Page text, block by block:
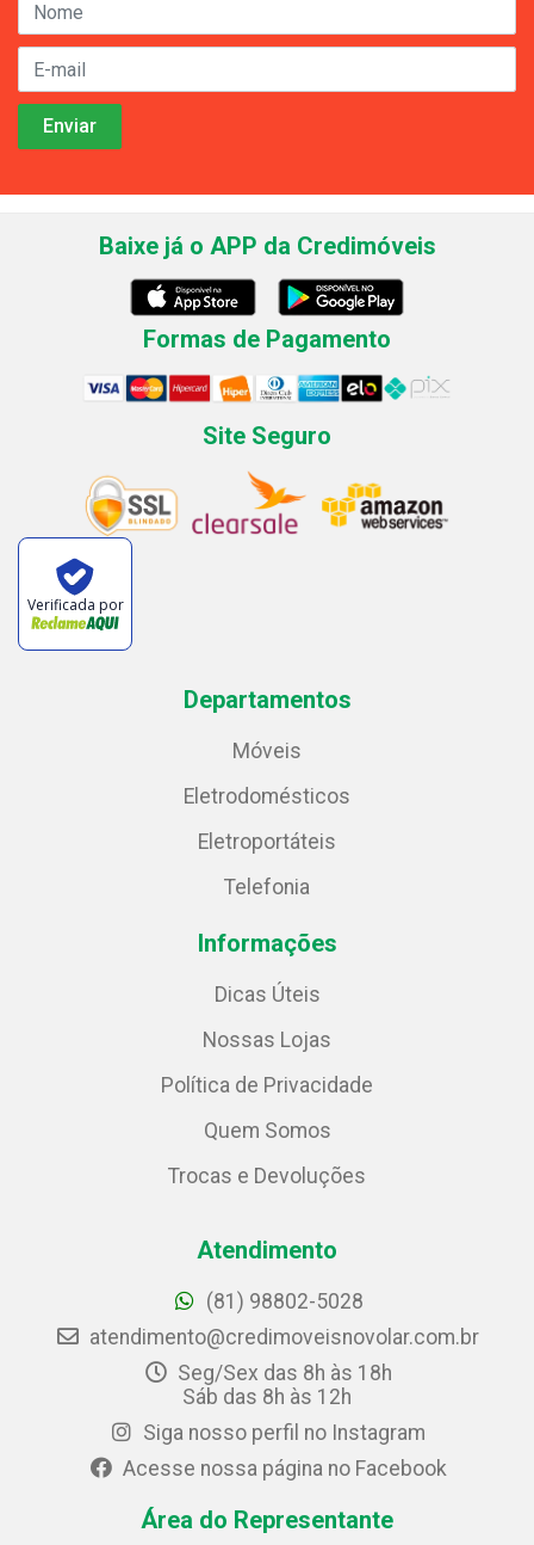
Baixe já o APP da Credimóveis
Formas de Pagamento
Site Seguro
Verificada por
Departamentos
Móveis
Eletrodomésticos
Eletroportáteis
Telefonia
Informações
Dicas Úteis
Nossas Lojas
Política de Privacidade
Quem Somos
Trocas e Devoluções
Atendimento
(81) 98802-5028
atendimento@credimoveisnovolar.com.br
Seg/Sex das 8h às 18h
Sáb das 8h às 12h
Siga nosso perfil no Instagram
Acesse nossa página no Facebook
Área do Representante